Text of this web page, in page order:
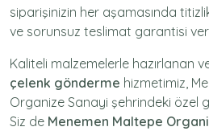
siparişinizin her aşamasında
ve sorunsuz teslimat garantisi
Kaliteli malzemelerle hazırlanan
çelenk gönderme hizmetimiz,
Organize Sanayi şehrindeki özel
Siz de Menemen Maltepe